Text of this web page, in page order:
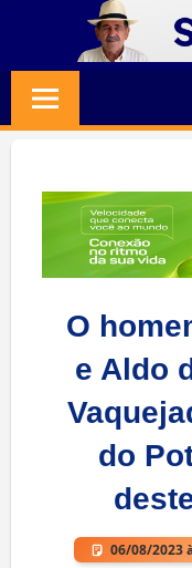
content
Jornalismo
Credibilidade
O
e Aldo
do
06/08/2023